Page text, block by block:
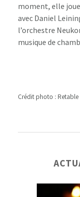
moment, elle
avec Daniel
l’orchestre
musique de
Crédit photo : Retable
principale